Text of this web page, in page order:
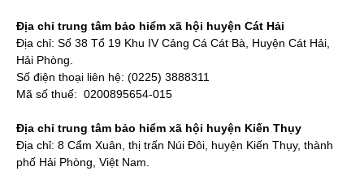
Địa chỉ trung tâm bảo hiểm xã hội huyện Cát Hải
Địa chỉ: Số 38 Tổ 19 Khu IV Cảng Cá Cát Bà, Huyện Cát Hải,
Hải Phòng.
Số điện thoại liên hệ: (0225) 3888311
Mã số thuế: 0200895654-015
Địa chỉ trung tâm bảo hiểm xã hội huyện Kiến Thụy
Địa chỉ: 8 Cẩm Xuân, thị trấn Núi Đôi, huyện Kiến Thụy, thành
phố Hải Phòng, Việt Nam.